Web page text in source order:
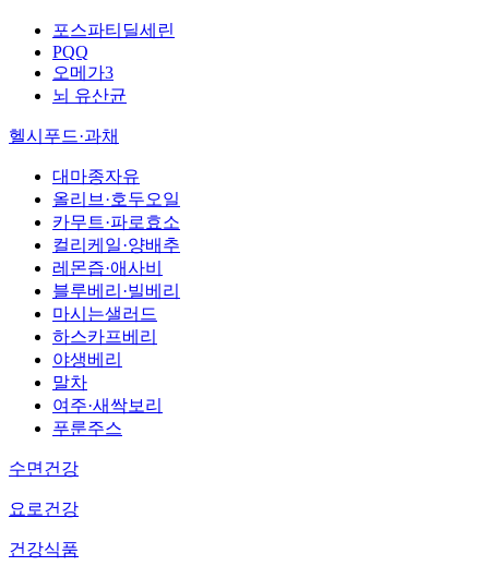
포스파티딜세린
PQQ
오메가3
뇌 유산균
헬시푸드·과채
대마종자유
올리브·호두오일
카무트·파로효소
컬리케일·양배추
레몬즙·애사비
블루베리·빌베리
마시는샐러드
하스카프베리
야생베리
말차
여주·새싹보리
푸룬주스
수면건강
요로건강
건강식품